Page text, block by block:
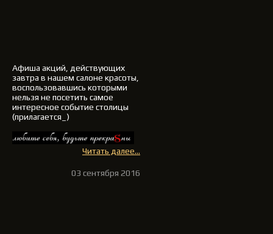
Афиша акций, действующих
завтра в нашем салоне красоты,
воспользовавшись которыми
нельзя не посетить самое
интересное событие столицы
(прилагается_)
Читать далее...
03 сентября 2016